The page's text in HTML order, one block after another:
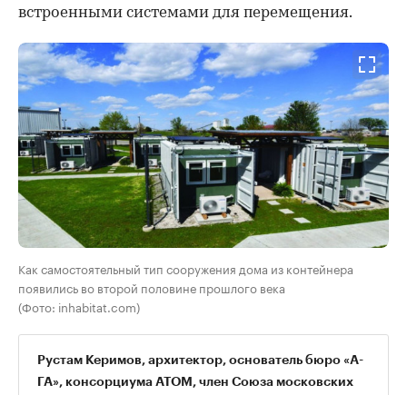
встроенными системами для перемещения.
Как самостоятельный тип сооружения дома из контейнера
появились во второй половине прошлого века
(Фото: inhabitat.com)
Рустам Керимов, архитектор, основатель бюро «А-
ГА», консорциума АТОМ, член Союза московских